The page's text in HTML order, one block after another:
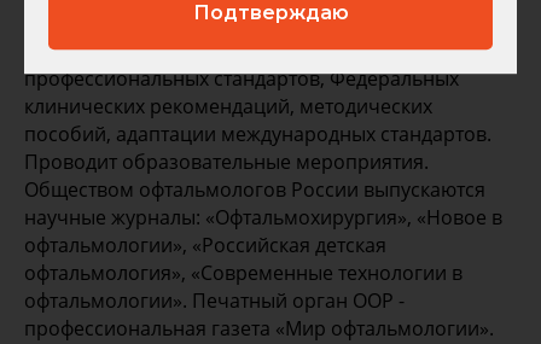
Подтверждаю
ООР участвует в разработке и внедрении
профессиональных стандартов, Федеральных
клинических рекомендаций, методических
пособий, адаптации международных стандартов.
Проводит образовательные мероприятия.
Обществом офтальмологов России выпускаются
научные журналы: «Офтальмохирургия», «Новое в
офтальмологии», «Российская детская
офтальмология», «Современные технологии в
офтальмологии». Печатный орган ООР -
профессиональная газета «Мир офтальмологии».